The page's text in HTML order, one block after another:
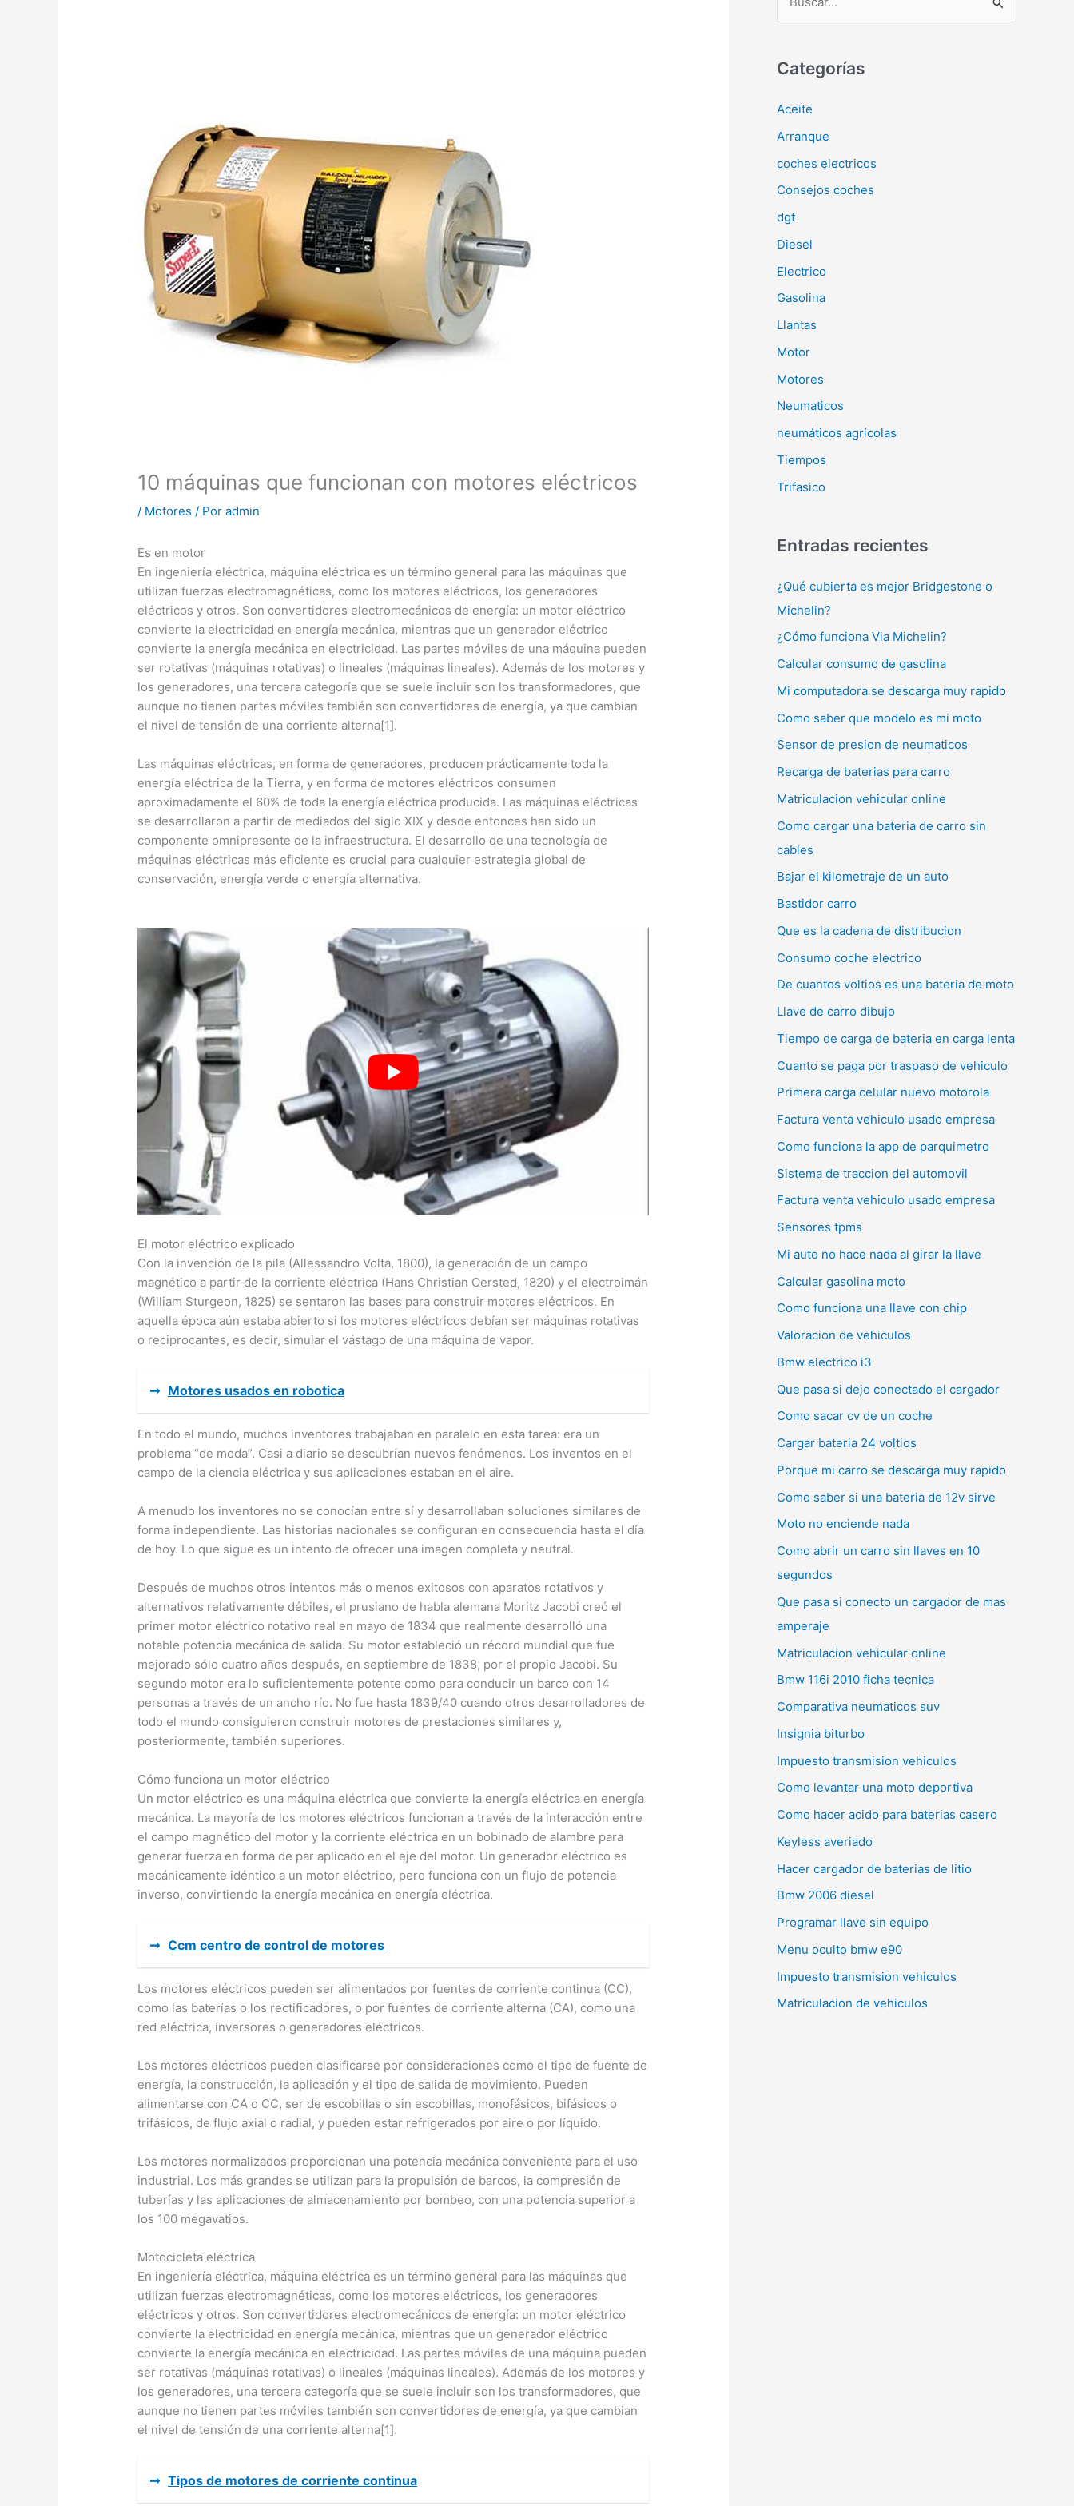
10 máquinas que funcionan con motores eléctricos
/ Motores / Poradmin
Es en motor
En ingeniería eléctrica, máquina eléctrica es un término general para las máquinas que
utilizan fuerzas electromagnéticas, como los motores eléctricos, los generadores
eléctricos y otros. Son convertidores electromecánicos de energía: un motor eléctrico
convierte la electricidad en energía mecánica, mientras que un generador eléctrico
convierte la energía mecánica en electricidad. Las partes móviles de una máquina pueden
ser rotativas (máquinas rotativas) o lineales (máquinas lineales). Además de los motores y
los generadores, una tercera categoría que se suele incluir son los transformadores, que
aunque no tienen partes móviles también son convertidores de energía, ya que cambian
el nivel de tensión de una corriente alterna[1].
Las máquinas eléctricas, en forma de generadores, producen prácticamente toda la
energía eléctrica de la Tierra, y en forma de motores eléctricos consumen
aproximadamente el 60% de toda la energía eléctrica producida. Las máquinas eléctricas
se desarrollaron a partir de mediados del siglo XIX y desde entonces han sido un
componente omnipresente de la infraestructura. El desarrollo de una tecnología de
máquinas eléctricas más eficiente es crucial para cualquier estrategia global de
conservación, energía verde o energía alternativa.
El motor eléctrico explicado
Con la invención de la pila (Allessandro Volta, 1800), la generación de un campo
magnético a partir de la corriente eléctrica (Hans Christian Oersted, 1820) y el electroimán
(William Sturgeon, 1825) se sentaron las bases para construir motores eléctricos. En
aquella época aún estaba abierto si los motores eléctricos debían ser máquinas rotativas
o reciprocantes, es decir, simular el vástago de una máquina de vapor.
➞ Motores usados en robotica
En todo el mundo, muchos inventores trabajaban en paralelo en esta tarea: era un
problema “de moda”. Casi a diario se descubrían nuevos fenómenos. Los inventos en el
campo de la ciencia eléctrica y sus aplicaciones estaban en el aire.
A menudo los inventores no se conocían entre sí y desarrollaban soluciones similares de
forma independiente. Las historias nacionales se configuran en consecuencia hasta el día
de hoy. Lo que sigue es un intento de ofrecer una imagen completa y neutral.
Después de muchos otros intentos más o menos exitosos con aparatos rotativos y
alternativos relativamente débiles, el prusiano de habla alemana Moritz Jacobi creó el
primer motor eléctrico rotativo real en mayo de 1834 que realmente desarrolló una
notable potencia mecánica de salida. Su motor estableció un récord mundial que fue
mejorado sólo cuatro años después, en septiembre de 1838, por el propio Jacobi. Su
segundo motor era lo suficientemente potente como para conducir un barco con 14
personas a través de un ancho río. No fue hasta 1839/40 cuando otros desarrolladores de
todo el mundo consiguieron construir motores de prestaciones similares y,
posteriormente, también superiores.
Cómo funciona un motor eléctrico
Un motor eléctrico es una máquina eléctrica que convierte la energía eléctrica en energía
mecánica. La mayoría de los motores eléctricos funcionan a través de la interacción entre
el campo magnético del motor y la corriente eléctrica en un bobinado de alambre para
generar fuerza en forma de par aplicado en el eje del motor. Un generador eléctrico es
mecánicamente idéntico a un motor eléctrico, pero funciona con un flujo de potencia
inverso, convirtiendo la energía mecánica en energía eléctrica.
➞ Ccm centro de control de motores
Los motores eléctricos pueden ser alimentados por fuentes de corriente continua (CC),
como las baterías o los rectificadores, o por fuentes de corriente alterna (CA), como una
red eléctrica, inversores o generadores eléctricos.
Los motores eléctricos pueden clasificarse por consideraciones como el tipo de fuente de
energía, la construcción, la aplicación y el tipo de salida de movimiento. Pueden
alimentarse con CA o CC, ser de escobillas o sin escobillas, monofásicos, bifásicos o
trifásicos, de flujo axial o radial, y pueden estar refrigerados por aire o por líquido.
Los motores normalizados proporcionan una potencia mecánica conveniente para el uso
industrial. Los más grandes se utilizan para la propulsión de barcos, la compresión de
tuberías y las aplicaciones de almacenamiento por bombeo, con una potencia superior a
los 100 megavatios.
Motocicleta eléctrica
En ingeniería eléctrica, máquina eléctrica es un término general para las máquinas que
utilizan fuerzas electromagnéticas, como los motores eléctricos, los generadores
eléctricos y otros. Son convertidores electromecánicos de energía: un motor eléctrico
convierte la electricidad en energía mecánica, mientras que un generador eléctrico
convierte la energía mecánica en electricidad. Las partes móviles de una máquina pueden
ser rotativas (máquinas rotativas) o lineales (máquinas lineales). Además de los motores y
los generadores, una tercera categoría que se suele incluir son los transformadores, que
aunque no tienen partes móviles también son convertidores de energía, ya que cambian
el nivel de tensión de una corriente alterna[1].
➞ Tipos de motores de corriente continua
c
r
p
o
r
Categorías
Aceite
Arranque
coches electricos
Consejos coches
dgt
Diesel
Electrico
Gasolina
Llantas
Motor
Motores
Neumaticos
neumáticos agrícolas
Tiempos
Trifasico
Entradas recientes
¿Qué cubierta es mejor Bridgestone o
Michelin?
¿Cómo funciona Via Michelin?
Calcular consumo de gasolina
Mi computadora se descarga muy rapido
Como saber que modelo es mi moto
Sensor de presion de neumaticos
Recarga de baterias para carro
Matriculacion vehicular online
Como cargar una bateria de carro sin
cables
Bajar el kilometraje de un auto
Bastidor carro
Que es la cadena de distribucion
Consumo coche electrico
De cuantos voltios es una bateria de moto
Llave de carro dibujo
Tiempo de carga de bateria en carga lenta
Cuanto se paga por traspaso de vehiculo
Primera carga celular nuevo motorola
Factura venta vehiculo usado empresa
Como funciona la app de parquimetro
Sistema de traccion del automovil
Factura venta vehiculo usado empresa
Sensores tpms
Mi auto no hace nada al girar la llave
Calcular gasolina moto
Como funciona una llave con chip
Valoracion de vehiculos
Bmw electrico i3
Que pasa si dejo conectado el cargador
Como sacar cv de un coche
Cargar bateria 24 voltios
Porque mi carro se descarga muy rapido
Como saber si una bateria de 12v sirve
Moto no enciende nada
Como abrir un carro sin llaves en 10
segundos
Que pasa si conecto un cargador de mas
amperaje
Matriculacion vehicular online
Bmw 116i 2010 ficha tecnica
Comparativa neumaticos suv
Insignia biturbo
Impuesto transmision vehiculos
Como levantar una moto deportiva
Como hacer acido para baterias casero
Keyless averiado
Hacer cargador de baterias de litio
Bmw 2006 diesel
Programar llave sin equipo
Menu oculto bmw e90
Impuesto transmision vehiculos
Matriculacion de vehiculos